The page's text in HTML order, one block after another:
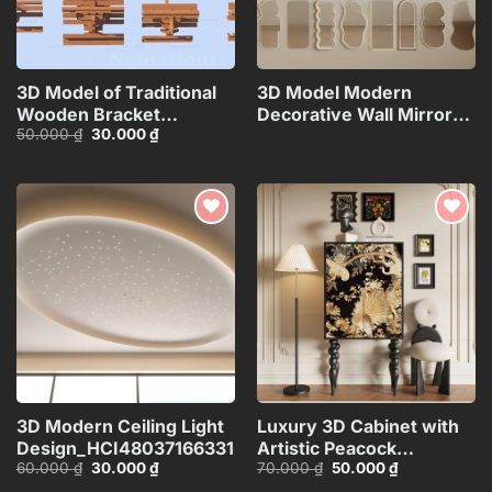
3D Model of Traditional
Wooden Bracket
Structure – 3ds
50.000₫ Giá
30.000₫Giá
hiện
30.000 ₫.
3D Model Modern
Decorative Wall Mirrors
Add to
wishlist
3D Modern Ceiling Light
Design_HCI4803716633133
60.000₫ Giá
30.000₫Giá
hiện
Add to
wishlist
Luxury 3D Cabinet with
Artistic Peacock
Design_116350287
70.000₫ Giá
50.000₫Giá
hiện